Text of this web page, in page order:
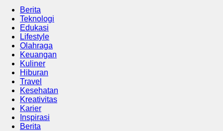
Berita
Teknologi
Edukasi
Lifestyle
Olahraga
Keuangan
Kuliner
Hiburan
Travel
Kesehatan
Kreativitas
Karier
Inspirasi
Berita